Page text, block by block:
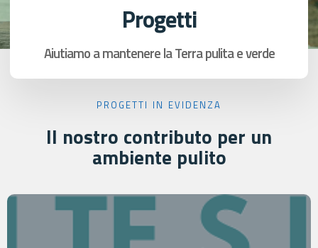
Progetti
Aiutiamo a mantenere la Terra pulita e verde
PROGETTI IN EVIDENZA
Il nostro contributo per un
ambiente pulito